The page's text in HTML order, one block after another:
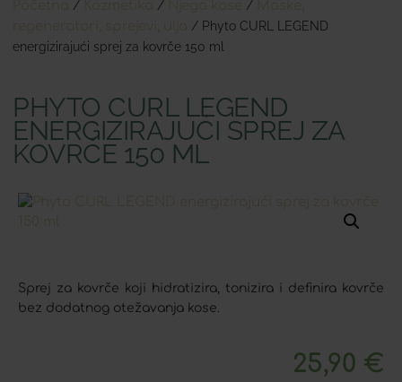
/ / /
/ Phyto CURL LEGEND
energizirajući sprej za kovrče 150 ml
PHYTO CURL LEGEND
ENERGIZIRAJUĆI SPREJ ZA
KOVRČE 150 ML
Sprej za kovrče koji hidratizira, tonizira i definira kovrče
bez dodatnog otežavanja kose.
25,90 €